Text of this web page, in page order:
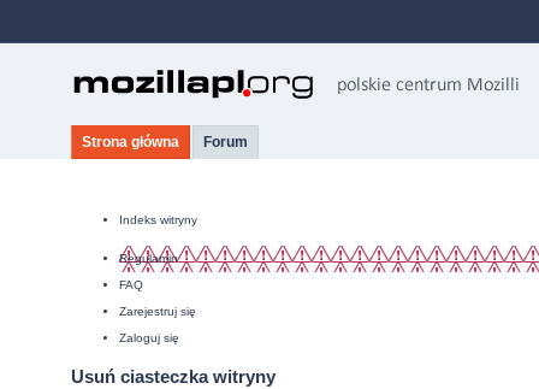
Strona główna Forum
Indeks witryny
Regulamin
FAQ
Zarejestruj się
Zaloguj się
Usuń ciasteczka witryny